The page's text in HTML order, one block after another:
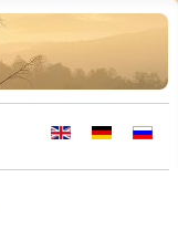
Выберите язык